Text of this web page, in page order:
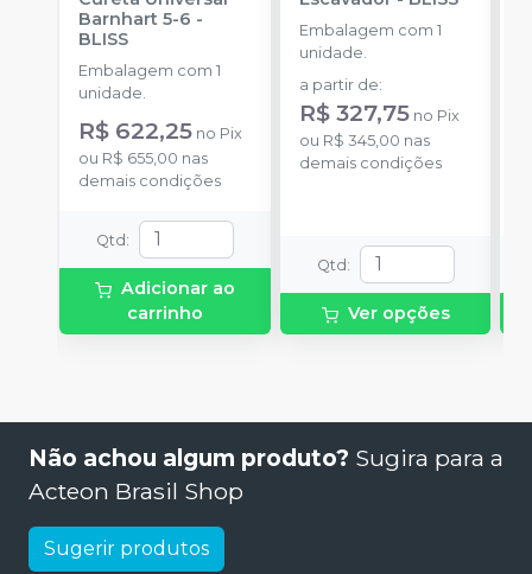
Barnhart 5-6 -
BLISS
Embalagem com 1
unidade.
R$ 622,25 no Pix
ou R$ 655,00 nas
demais condições
Qtd :
Adicionar ao
carrinho
Embalagem com 1
unidade.
a partir de:
R$ 327,75 no Pix
ou R$ 345,00 nas
demais condições
Qtd :
Ver opções
Não achou algum produto? Sugira para a
Acteon Brasil Shop
Sugerir produtos